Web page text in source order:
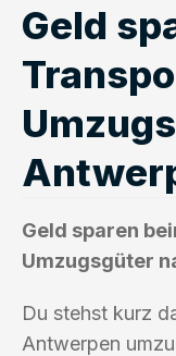
Geld
Geld sparen
Umzugsgüter
Du stehst kurz
Antwerpen